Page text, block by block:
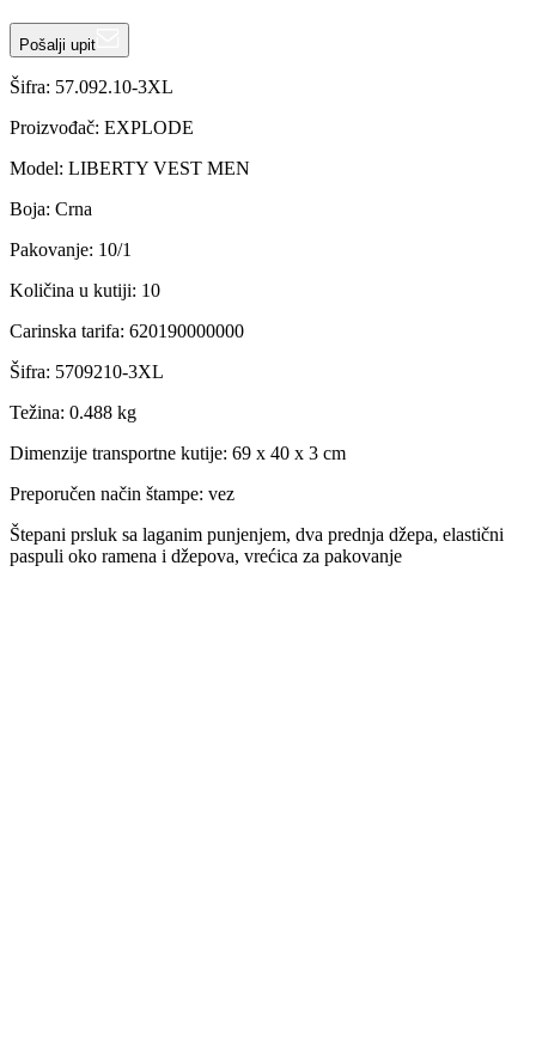
Pošalji upit
Šifra: 57.092.10-3XL
Proizvođač: EXPLODE
Model: LIBERTY VEST MEN
Boja: Crna
Pakovanje: 10/1
Količina u kutiji: 10
Carinska tarifa: 620190000000
Šifra: 5709210-3XL
Težina: 0.488 kg
Dimenzije transportne kutije: 69 x 40 x 3 cm
Preporučen način štampe: vez
Štepani prsluk sa laganim punjenjem, dva prednja džepa, elastični
paspuli oko ramena i džepova, vrećica za pakovanje